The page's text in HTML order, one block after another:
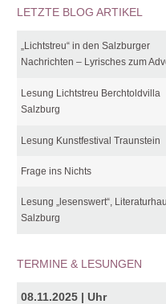
LETZTE BLOG ARTIKEL
„Lichtstreu“ in den Salzburger
Nachrichten – Lyrisches zum
Lesung Lichtstreu Berchtoldvilla
Salzburg
Lesung Kunstfestival Traunstein
Frage ins Nichts
Lesung „lesenswert“,
Salzburg
TERMINE & LESUNGEN
08.11.2025 | Uhr